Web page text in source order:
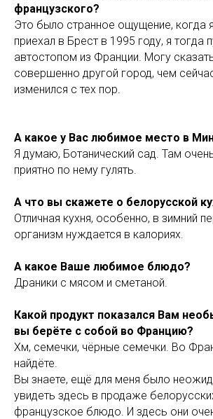
французского?
Это было странное ощущение, когда
приехал в Брест в 1995 году, я тогда
автостопом из Франции. Могу
совершенно другой город, чем
изменился с тех пор.
А какое у Вас любимое место в
Я думаю, Ботанический сад. Там
приятно по нему гулять.
А что вы скажете о белорусской
Отличная кухня, особенно, в зимний
организм нуждается в калориях.
А какое Ваше любимое блюдо?
Драники с мясом и сметаной.
Какой продукт показался Вам
вы берёте с собой во Францию?
Хм, семечки, чёрные семечки. Во
найдёте.
Вы знаете, ещё для меня было
увидеть здесь в продаже
французское блюдо. И здесь они